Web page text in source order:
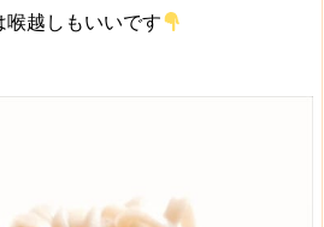
喉越しもいいです